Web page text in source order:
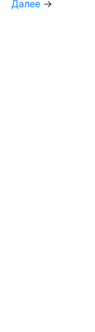
Далее→